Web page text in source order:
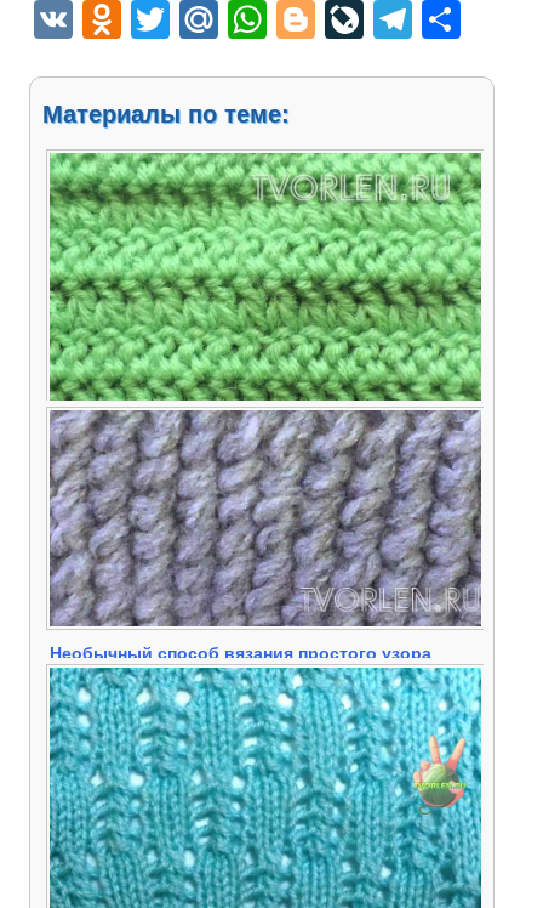
VK Odnoklassniki
TwitterMail.Ru
WhatsApp
Blogger
Материалы по теме:
Необычный способ вязания полустолбика с
накидом или носочный столбик крючком
Необычный способ вязания простого узора
спицами